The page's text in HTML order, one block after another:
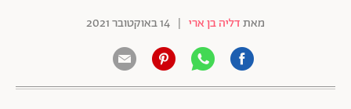
מאתדליה בן ארי | 14 באוקטובר 2021